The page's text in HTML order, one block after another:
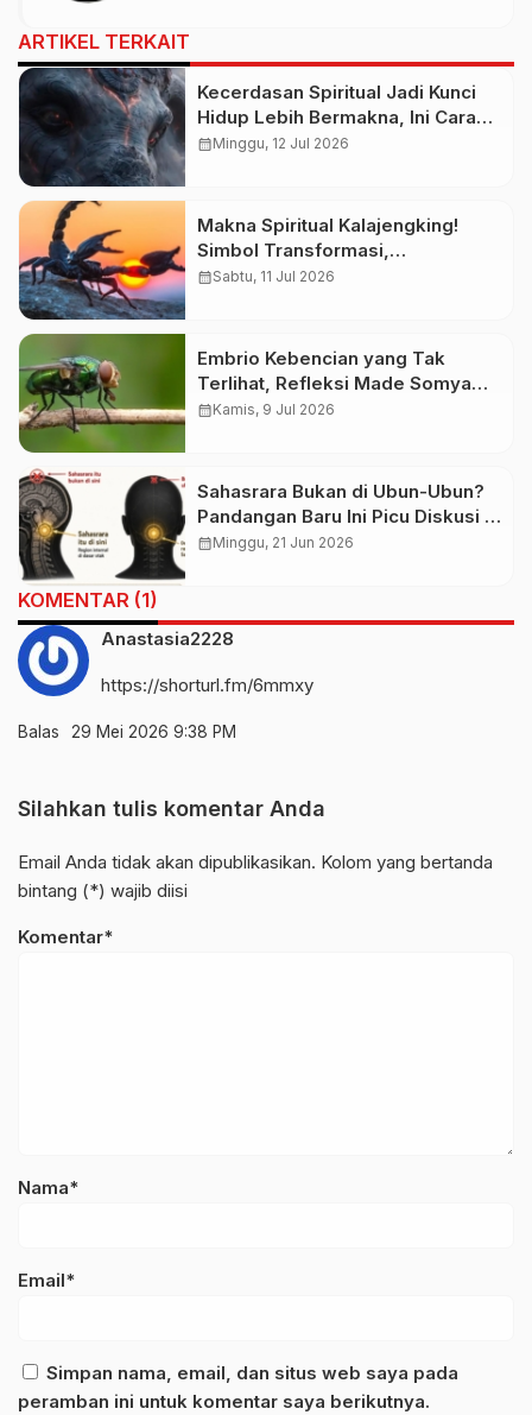
ARTIKEL TERKAIT
Kecerdasan Spiritual Jadi Kunci
Hidup Lebih Bermakna, Ini Cara
Melatihnya agar Lebih Tenang
calendar_monthMinggu, 12 Jul 2026
Makna Spiritual Kalajengking!
Simbol Transformasi,
Perlindungan, atau Pertanda
calendar_monthSabtu, 11 Jul 2026
Embrio Kebencian yang Tak
Terlihat, Refleksi Made Somya
Putra tentang Luka yang Tumbuh
calendar_monthKamis, 9 Jul 2026
Sahasrara Bukan di Ubun-Ubun?
Pandangan Baru Ini Picu Diskusi di
Kalangan Spiritual
calendar_monthMinggu, 21 Jun 2026
KOMENTAR (1)
Anastasia2228
https://shorturl.fm/6mmxy
Balas 29 Mei 2026 9:38 PM
Silahkan tulis komentar Anda
Email Anda tidak akan dipublikasikan. Kolom yang bertanda
bintang (*) wajib diisi
Komentar*
Nama*
Email*
Simpan nama, email, dan situs web saya pada
peramban ini untuk komentar saya berikutnya.